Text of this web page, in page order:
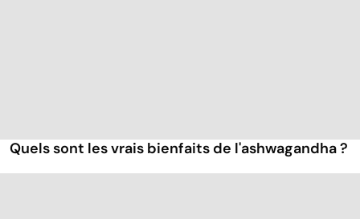
Quels sont les vrais bienfaits de l'ashwagandha ?